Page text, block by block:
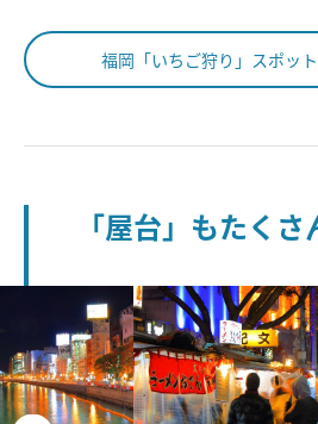
福岡「いちご狩り」スポット
「屋台」もたく